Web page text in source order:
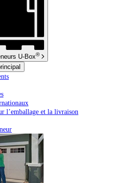
U-Box®
l’emballage et la livraison